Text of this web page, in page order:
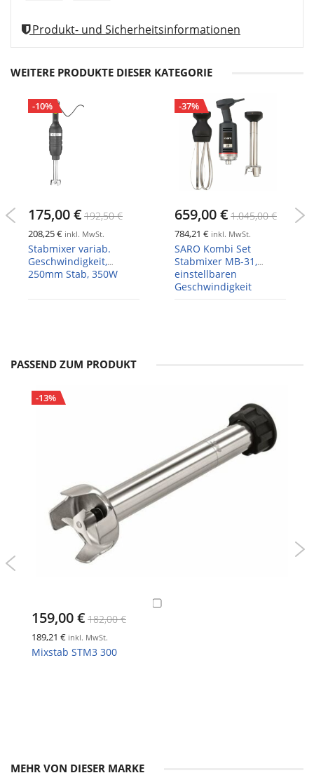
Produkt- und Sicherheitsinformationen
WEITERE PRODUKTE DIESER KATEGORIE
-10%
175,00 € 192,50 €
208,25 € inkl. MwSt.
Stabmixer variab.
Geschwindigkeit,
250mm Stab, 350W
-37%
659,00 € 1.045,00 €
784,21 € inkl. MwSt.
SARO Kombi Set
Stabmixer MB-31,
einstellbaren
Geschwindigkeit
PASSEND ZUM PRODUKT
-13%
159,00 € 182,00 €
189,21 € inkl. MwSt.
Mixstab STM3 300
MEHR VON DIESER MARKE